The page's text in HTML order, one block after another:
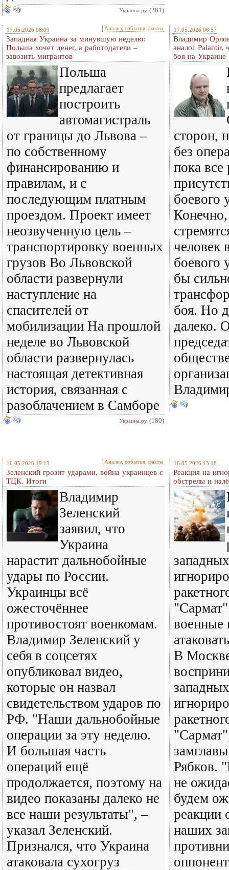
Украина.ру (281)
17.05.2026 08:09 Анализ, события, факты
Западная Украина за минувшую неделю:
Польша хочет денег, а работодатели –
завозить мигрантов
Польша
предлагает
построить
автомагистраль
от границы до Львова –
по собственному
финансированию и
правилам, и с
последующим платным
проездом. Проект имеет
неозвученную цель –
транспортировку военных
грузов Во Львовской
области развернули
наступление на
спасителей от
мобилизации На прошлой
неделе во Львовской
области развернулась
настоящая детективная
история, связанная с
разоблачением в Самборе
Украина.ру (180)
17.05.2026 06:57
Владимир
аналог Palantir,
боя на Украине
сторон,
без
пока все
боевого
Конечно,
человек
боевого
бы
боя. Но
далеко.
16.05.2026 19:13 Анализ, события, факты
Зеленский грозит ударами, война украинцев с
ТЦК. Итоги
Владимир
Зеленский
заявил, что
Украина
нарастит дальнобойные
удары по России.
Украинцы всё
ожесточённее
противостоят военкомам.
Владимир Зеленский у
себя в соцсетях
опубликовал видео,
которые он назвал
свидетельством ударов по
РФ. "Наши дальнобойные
операции за эту неделю.
И большая часть
операций ещё
продолжается, поэтому на
видео показаны далеко не
все наши результаты", –
указал Зеленский.
Признался, что Украина
атаковала сухогруз
16.05.2026 13:18
Реакция на
обстрелы и
военные
В
Рябков.
не
будем
реакции
наших